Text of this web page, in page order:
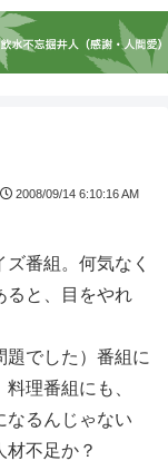
2008/09/14 6:10:16 AM
番組。何気なく
ると、目をやれ
題でした）番組に
理番組にも、
なるんじゃない
不足か？